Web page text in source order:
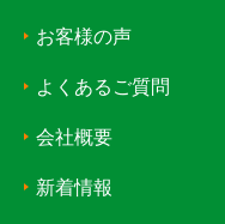
お客様の声
よくあるご質問
会社概要
新着情報